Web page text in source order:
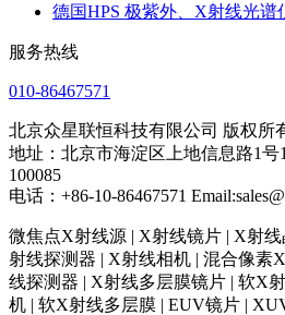
德国HPS 极紫外、X射线光谱
服务热线
010-86467571
北京众星联恒科技有限公司 版权所
地址：北京市海淀区上地信息路1号
100085
电话：+86-10-86467571
微焦点X射线源 | X射线镜片 | X射
射线探测器 | X射线相机 | 混合像素
线探测器 | X射线多层膜镜片 | 软X
机 | 软X射线多层膜 | EUV镜片 |